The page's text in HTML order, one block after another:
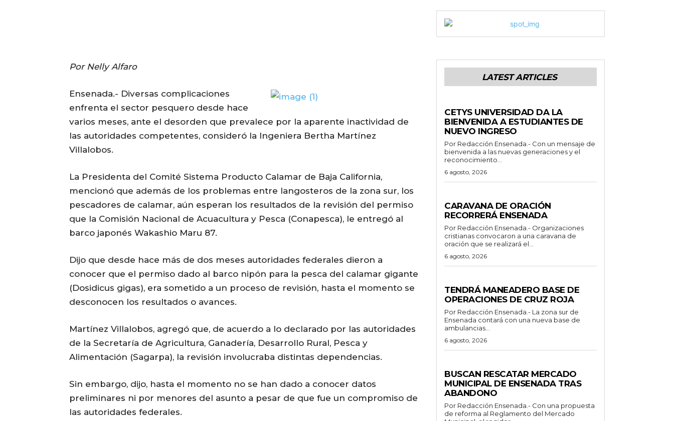
Por Nelly Alfaro
Ensenada.- Diversas complicaciones
enfrenta el sector pesquero desde hace
varios meses, ante el desorden que prevalece por la aparente inactividad de
las autoridades competentes, consideró la Ingeniera Bertha Martínez
Villalobos.
La Presidenta del Comité Sistema Producto Calamar de Baja California,
mencionó que además de los problemas entre langosteros de la zona sur, los
pescadores de calamar, aún esperan los resultados de la revisión del permiso
que la Comisión Nacional de Acuacultura y Pesca (Conapesca), le entregó al
barco japonés Wakashio Maru 87.
Dijo que desde hace más de dos meses autoridades federales dieron a
conocer que el permiso dado al barco nipón para la pesca del calamar gigante
(Dosidicus gigas), era sometido a un proceso de revisión, hasta el momento se
desconocen los resultados o avances.
Martínez Villalobos, agregó que, de acuerdo a lo declarado por las autoridades
de la Secretaría de Agricultura, Ganadería, Desarrollo Rural, Pesca y
Alimentación (Sagarpa), la revisión involucraba distintas dependencias.
Sin embargo, dijo, hasta el momento no se han dado a conocer datos
preliminares ni por menores del asunto a pesar de que fue un compromiso de
las autoridades federales.
LATEST ARTICLES
CETYS UNIVERSIDAD DA LA
BIENVENIDA A ESTUDIANTES DE
NUEVO INGRESO
Por Redacción Ensenada.- Con un mensaje de
bienvenida a las nuevas generaciones y el
reconocimiento...
6 agosto, 2026
CARAVANA DE ORACIÓN
RECORRERÁ ENSENADA
Por Redacción Ensenada.- Organizaciones
cristianas convocaron a una caravana de
oración que se realizará el...
6 agosto, 2026
TENDRÁ MANEADERO BASE DE
OPERACIONES DE CRUZ ROJA
Por Redacción Ensenada.- La zona sur de
Ensenada contará con una nueva base de
ambulancias...
6 agosto, 2026
BUSCAN RESCATAR MERCADO
MUNICIPAL DE ENSENADA TRAS
ABANDONO
Por Redacción Ensenada.- Con una propuesta
de reforma al Reglamento del Mercado